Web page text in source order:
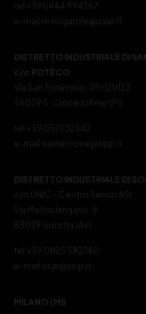
tel +390444 994267
e-mail m.nogarole@ssip.it
DISTRETTO INDUSTRIALE DI
c/o POTECO
Via San Tommaso, 119/121/123
56029 S. Croce s/Arno (PI)
tel +39 0571 32542
e-mail santacroce@ssip.it
DISTRETTO INDUSTRIALE DI
c/o UNIC – Centro Servizi ASI
Via Melito Iangano, 9
83029 Solofra (AV)
tel +39 0825 582740
e-mail ssip@ssip.it
MILANO (MI)